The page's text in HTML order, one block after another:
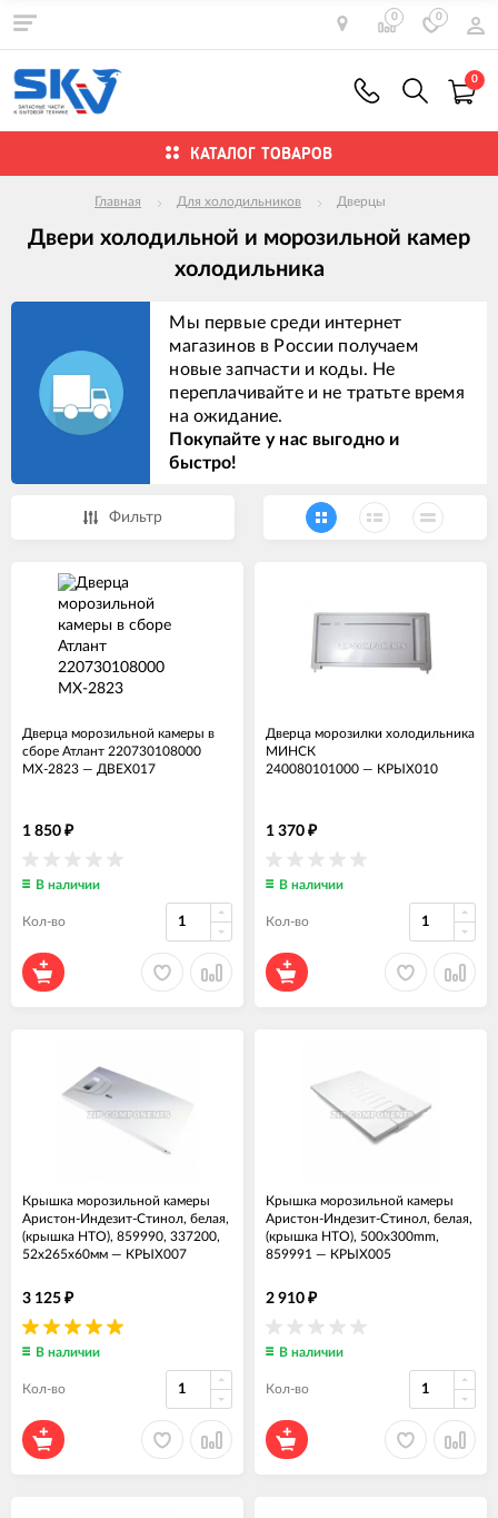
0 0
0
КАТАЛОГ ТОВАРОВ
Главная Для холодильников Дверцы
Двери холодильной и морозильной камер
холодильника
Мы первые среди интернет
магазинов в России получаем
новые запчасти и коды. Не
переплачивайте и не тратьте время
на ожидание.
Покупайте у нас выгодно и
быстро!
Фильтр
Дверца морозильной камеры в
сборе Атлант 220730108000
МХ-2823 — ДВЕХ017
1 850 ₽
В наличии
Кол-во
Дверца морозилки холодильника
МИНСК
240080101000 — КРЫХ010
1 370 ₽
В наличии
Кол-во
Крышка морозильной камеры
Аристон-Индезит-Стинол, белая,
(крышка НТО), 859990, 337200,
52х265х60мм — КРЫХ007
3 125 ₽
В наличии
Кол-во
Крышка морозильной камеры
Аристон-Индезит-Стинол, белая,
(крышка НТО), 500x300mm,
859991 — КРЫХ005
2 910 ₽
В наличии
Кол-во